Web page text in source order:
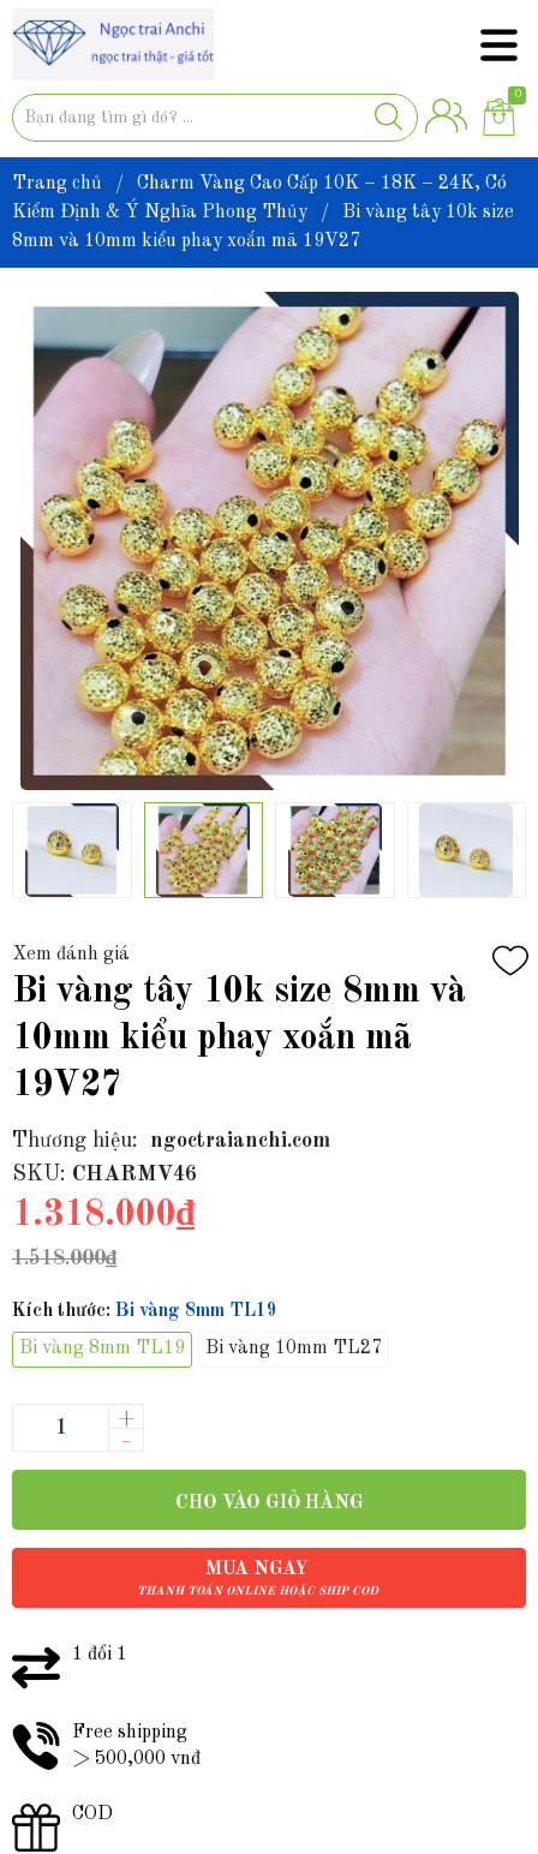
0
Trang chủ /
Charm Vàng Cao Cấp 10K – 18K – 24K, Có
Kiểm Định & Ý Nghĩa Phong Thủy
/
Bi vàng tây 10k size
8mm và 10mm kiểu phay xoắn mã 19V27
Xem đánh giá
Bi vàng tây 10k size 8mm và
10mm kiểu phay xoắn mã
19V27
Thương hiệu:
ngoctraianchi.com
SKU: CHARMV46
1.318.000₫
1.518.000₫
Kích thước: Bi vàng 8mm TL19
Bi vàng 8mm TL19
Bi vàng 10mm TL27
–
+
CHO VÀO GIỎ HÀNG
MUA NGAY
THANH TOÁN ONLINE HOẶC SHIP COD
1 đổi 1
Free shipping
> 500,000 vnđ
COD